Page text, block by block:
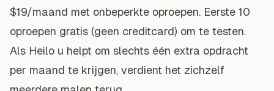
$19/maand met onbeperkte oproepen. Eerste 10
oproepen gratis (geen creditcard) om te testen.
Als Heilo u helpt om slechts één extra opdracht
per maand te krijgen, verdient het zichzelf